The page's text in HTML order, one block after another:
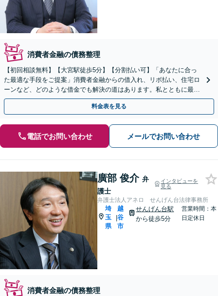
消費者金融の債務整理
【初回相談無料】【大宮駅徒歩5分】【分割払い可】「あなたに合っ
た最適な手段をご提案」消費者金融からの借入れ、リボ払い、住宅ロ
ーンなど、どのような借金でも解決の道はあります。私とともに最善
の解決を図りましょう【安心の完全個室対応／秘密厳守】
料金表を見る
電話でお問い合わせ メールでお問い合わせ
廣部 俊介 弁
護士
インタビューを
見る
弁護士法人アネロ せんげん台法律事務所
埼
玉
県
|
越
谷
市
せんげん台駅
から徒歩5分
営業時間：本
日定休日
消費者金融の債務整理